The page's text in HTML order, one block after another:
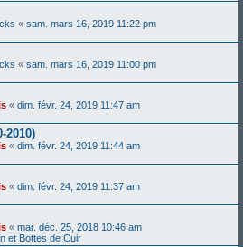
« sam. mars 16, 2019 11:22 pm
« sam. mars 16, 2019 11:00 pm
« dim. févr. 24, 2019 11:47 am
2010)
« dim. févr. 24, 2019 11:44 am
« dim. févr. 24, 2019 11:37 am
« mar. déc. 25, 2018 10:46 am
et Bottes de Cuir